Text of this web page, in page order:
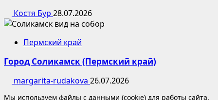
Костя Бур 28.07.2026
Пермский край
Город Соликамск (Пермский край)
margarita-rudakova 26.07.2026
Мы используем файлы с данными (cookie) для работы сайта.